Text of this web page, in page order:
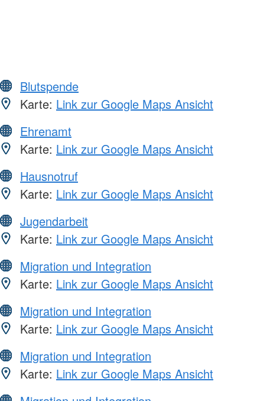
Blutspende
Karte: Link zur Google Maps Ansicht
Ehrenamt
Karte: Link zur Google Maps Ansicht
Hausnotruf
Karte: Link zur Google Maps Ansicht
Jugendarbeit
Karte: Link zur Google Maps Ansicht
Migration und Integration
Karte: Link zur Google Maps Ansicht
Migration und Integration
Karte: Link zur Google Maps Ansicht
Migration und Integration
Karte: Link zur Google Maps Ansicht